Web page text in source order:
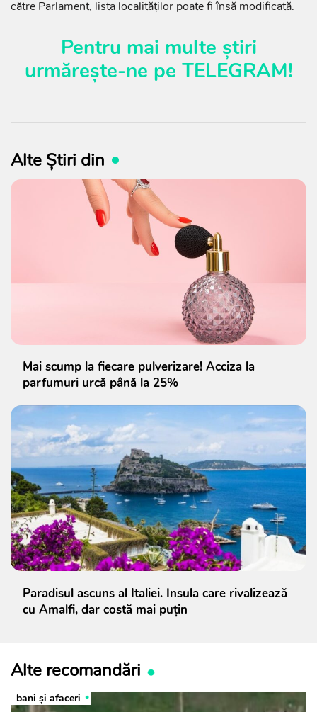
către Parlament, lista localităților poate fi însă modificată.
Pentru mai multe știri
urmărește-ne pe TELEGRAM!
Alte Știri din
Mai scump la fiecare pulverizare! Acciza la
parfumuri urcă până la 25%
Paradisul ascuns al Italiei. Insula care rivalizează
cu Amalfi, dar costă mai puțin
Alte recomandări
bani și afaceri